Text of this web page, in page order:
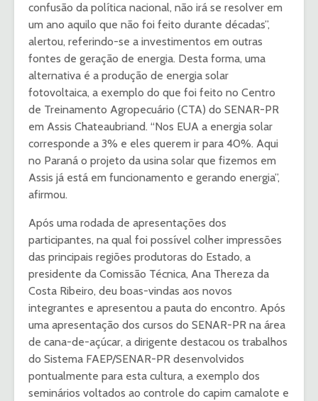
confusão da política nacional, não irá se resolver em
um ano aquilo que não foi feito durante décadas”,
alertou, referindo-se a investimentos em outras
fontes de geração de energia. Desta forma, uma
alternativa é a produção de energia solar
fotovoltaica, a exemplo do que foi feito no Centro
de Treinamento Agropecuário (CTA) do SENAR-PR
em Assis Chateaubriand. “Nos EUA a energia solar
corresponde a 3% e eles querem ir para 40%. Aqui
no Paraná o projeto da usina solar que fizemos em
Assis já está em funcionamento e gerando energia”,
afirmou.
Após uma rodada de apresentações dos
participantes, na qual foi possível colher impressões
das principais regiões produtoras do Estado, a
presidente da Comissão Técnica, Ana Thereza da
Costa Ribeiro, deu boas-vindas aos novos
integrantes e apresentou a pauta do encontro. Após
uma apresentação dos cursos do SENAR-PR na área
de cana-de-açúcar, a dirigente destacou os trabalhos
do Sistema FAEP/SENAR-PR desenvolvidos
pontualmente para esta cultura, a exemplo dos
seminários voltados ao controle do capim camalote e